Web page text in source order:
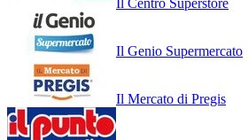
Il Centro Superstore
Il Genio Supermercato
Il Mercato di Pregis